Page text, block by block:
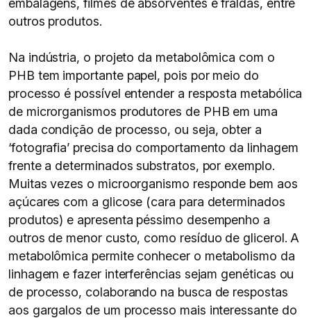
embalagens, filmes de absorventes e fraldas, entre
outros produtos.
Na indústria, o projeto da metabolômica com o
PHB tem importante papel, pois por meio do
processo é possível entender a resposta metabólica
de microrganismos produtores de PHB em uma
dada condição de processo, ou seja, obter a
‘fotografia’ precisa do comportamento da linhagem
frente a determinados substratos, por exemplo.
Muitas vezes o microorganismo responde bem aos
açúcares com a glicose (cara para determinados
produtos) e apresenta péssimo desempenho a
outros de menor custo, como resíduo de glicerol. A
metabolômica permite conhecer o metabolismo da
linhagem e fazer interferências sejam genéticas ou
de processo, colaborando na busca de respostas
aos gargalos de um processo mais interessante do